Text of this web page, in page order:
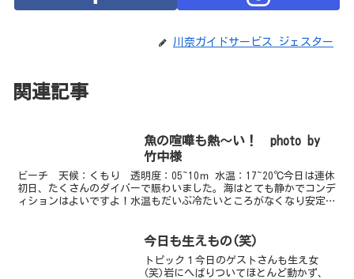
川奈ガイドサービス ジェスター
関連記事
魚の喧嘩も熱～い！ photo by
竹中様
ビーチ 天候：くもり 透明度：05~10ｍ 水温：17~20℃今日は連休
初日、たくさんのダイバーで賑わいました。海はとても静かでコンデ
ィションはよいですよ！水温もだいぶ冷たいところがなくなり安定し
今日も生えもの(笑)
トピック１今日のゲストさんも生え女
(笑)岩にへばりついてほとんど動かず、